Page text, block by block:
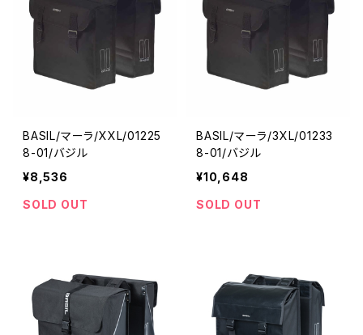
BASIL/マーラ/XXL/01225
8-01/バジル
¥8,536
SOLD OUT
BASIL/マーラ/3XL/01233
8-01/バジル
¥10,648
SOLD OUT